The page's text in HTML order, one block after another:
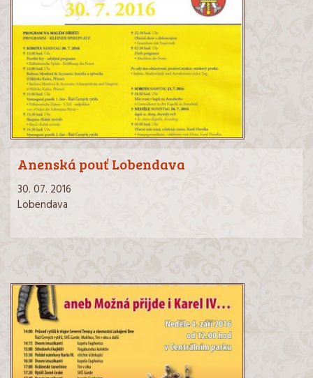
Anenská pouť Lobendava
30. 07. 2016
Lobendava